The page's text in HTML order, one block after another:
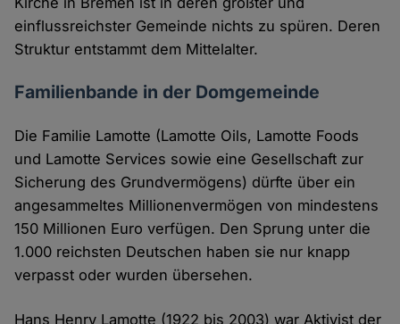
einflussreichster Gemeinde nichts zu spüren. Deren
Struktur entstammt dem Mittelalter.
Familienbande in der Domgemeinde
Die Familie Lamotte (Lamotte Oils, Lamotte Foods
und Lamotte Services sowie eine Gesellschaft zur
Sicherung des Grundvermögens) dürfte über ein
angesammeltes Millionenvermögen von mindestens
150 Millionen Euro verfügen. Den Sprung unter die
1.000 reichsten Deutschen haben sie nur knapp
verpasst oder wurden übersehen.
Hans Henry Lamotte (1922 bis 2003) war Aktivist der